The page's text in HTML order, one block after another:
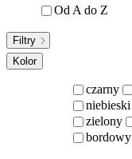
Od A do Z
Filtry
Kolor
czarny
niebieski
zielony
bordowy